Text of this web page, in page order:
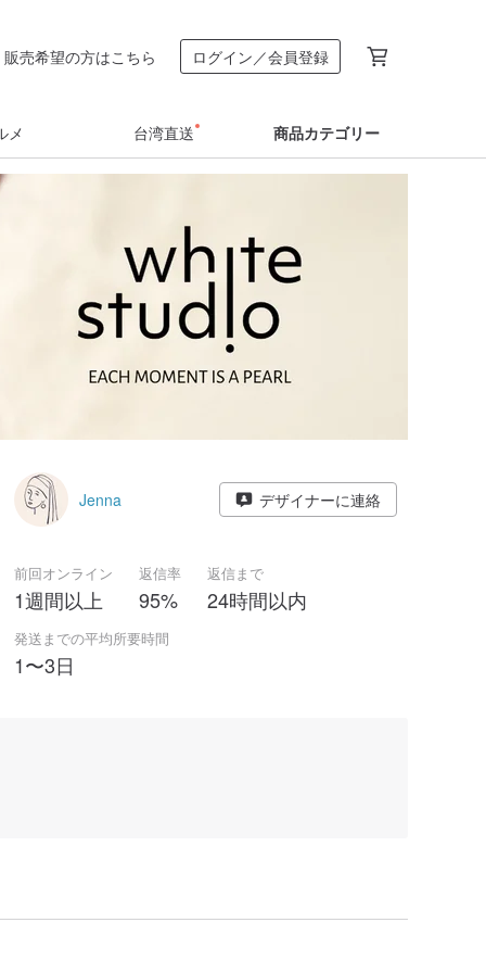
販売希望の方はこちら ログイン／会員登録
メ 台湾直送 商品カテゴリー
Jenna デザイナーに連絡
前回オンライン
1週間以上
返信率
95%
返信まで
24時間以内
発送までの平均所要時間
1〜3日